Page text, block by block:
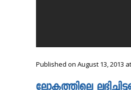
Published on August 13, 2013